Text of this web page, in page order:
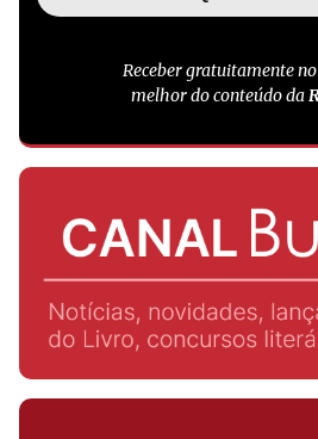
Receber gratuitamente
melhor do conteúdo da